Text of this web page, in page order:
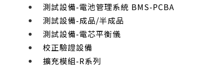
測試設備-電池管理系統 BMS-PCBA
測試設備-成品/半成品
測試設備-電芯平衡儀
校正驗證設備
擴充模組-R系列